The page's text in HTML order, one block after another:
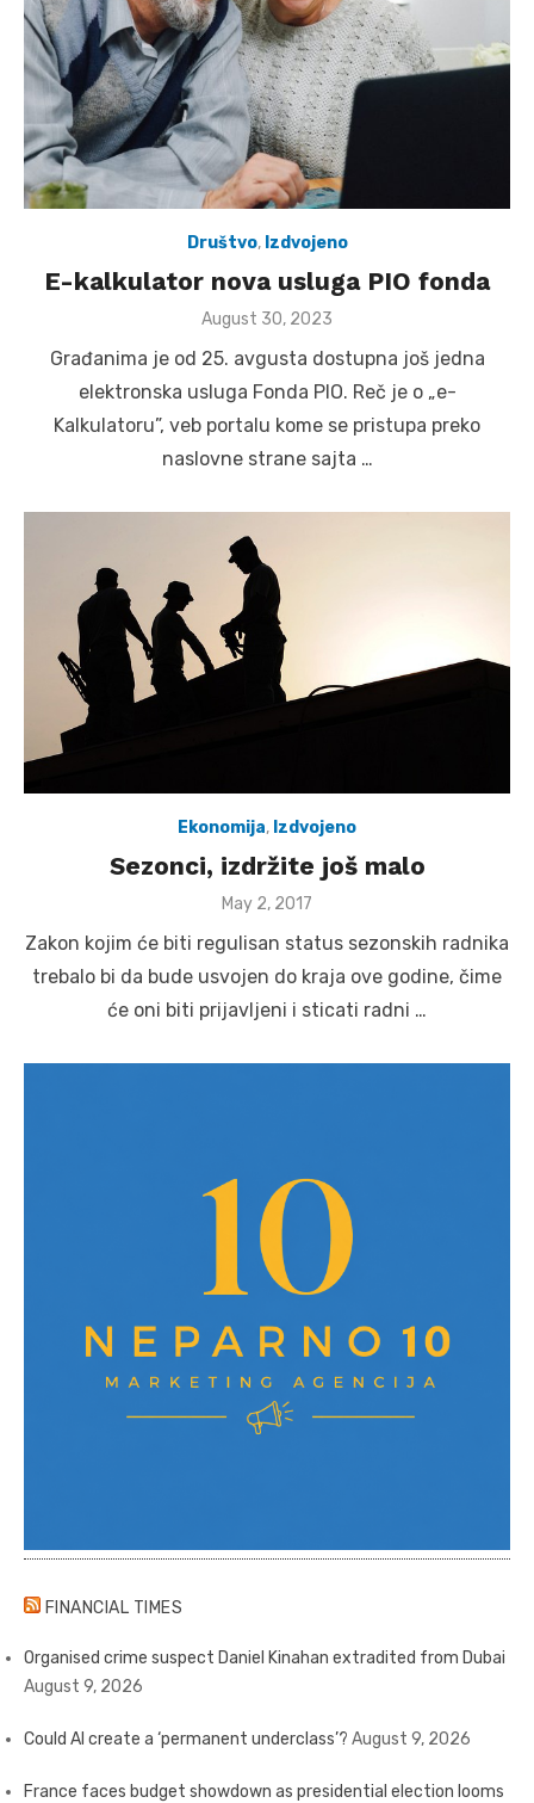
Društvo, Izdvojeno
E-kalkulator nova usluga PIO fonda
Posted
August 30, 2023
Građanima je od 25. avgusta dostupna još jedna
elektronska usluga Fonda PIO. Reč je o „e-
Kalkulatoru”, veb portalu kome se pristupa preko
naslovne strane sajta …
Ekonomija, Izdvojeno
Sezonci, izdržite još malo
Posted
May 2, 2017
Zakon kojim će biti regulisan status sezonskih radnika
trebalo bi da bude usvojen do kraja ove godine, čime
će oni biti prijavljeni i sticati radni …
FINANCIAL TIMES
Organised crime suspect Daniel Kinahan extradited from Dubai
August 9, 2026
Could AI create a ‘permanent underclass’? August 9, 2026
France faces budget showdown as presidential election looms